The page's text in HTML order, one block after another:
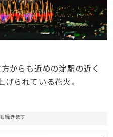
からも近めの淀駅の近く
られている花火。
続きます